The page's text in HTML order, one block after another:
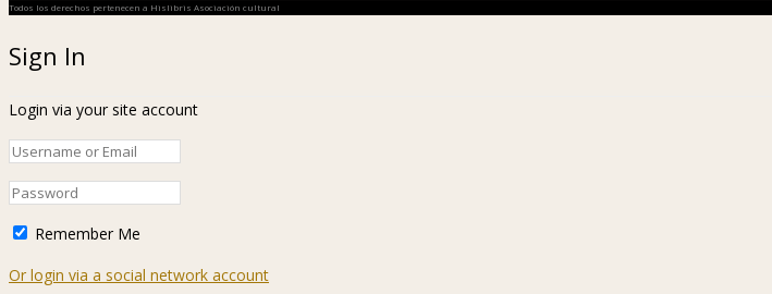
Todos los derechos pertenecen a Hislibris Asociación cultural
Sign In
Login via your site account
Remember Me
Or login via a social network account